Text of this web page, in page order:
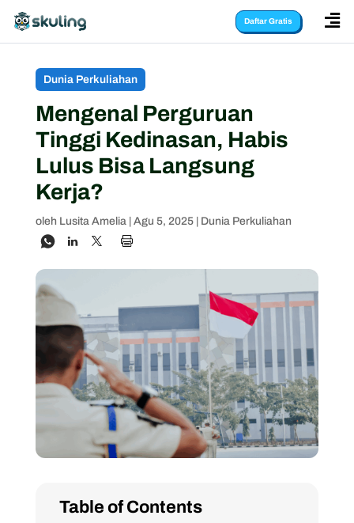
Daftar Gratis 
Dunia Perkuliahan
Mengenal Perguruan
Tinggi Kedinasan, Habis
Lulus Bisa Langsung
Kerja?
oleh Lusita Amelia| Agu 5, 2025| Dunia Perkuliahan
Table of Contents